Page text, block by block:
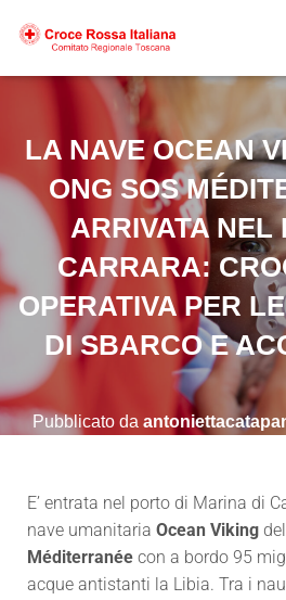
LA NAVE OCEAN
ONG SOS
ARRIVATA NEL
CARRARA:
OPERATIVA PER
DI SBARCO E
Pubblicato da
E’ entrata nel porto di Marina di
nave umanitaria Ocean Viking
Méditerranée con a bordo 95
acque antistanti la Libia. Tra i